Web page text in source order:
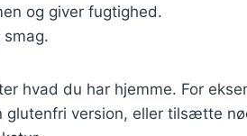
og giver fugtighed.
hvad du har hjemme. For
glutenfri version, eller tilsætte